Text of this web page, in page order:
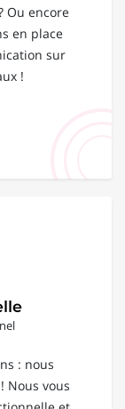
Ou encore
en place
sur
!
: nous
Nous vous